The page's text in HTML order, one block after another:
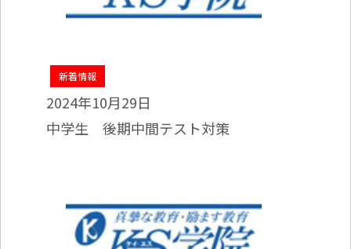
新着情報
2024年10月29日
中学生 後期中間テスト対策